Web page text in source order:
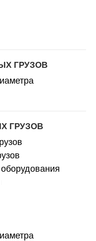
ГРУЗОВ
ГРУЗОВ